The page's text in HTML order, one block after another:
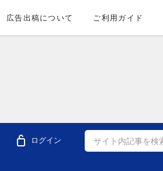
広告出稿について ご利用ガイド
ログイン